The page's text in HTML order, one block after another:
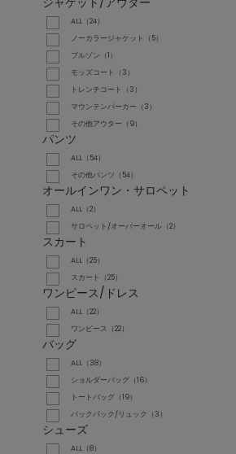
ALL（24）
ノーカラージャケット（5）
ブルゾン（1）
モッズコート（3）
トレンチコート（3）
マウンテンパーカー（3）
その他アウター（9）
パンツ
ALL（54）
その他パンツ（54）
オールインワン・サロペット
ALL（2）
サロペット/オーバーオール（2）
スカート
ALL（25）
スカート（25）
ワンピース/ドレス
ALL（22）
ワンピース（22）
バッグ
ALL（38）
ショルダーバッグ（16）
トートバッグ（19）
バックパック/リュック（3）
シューズ
ALL（8）